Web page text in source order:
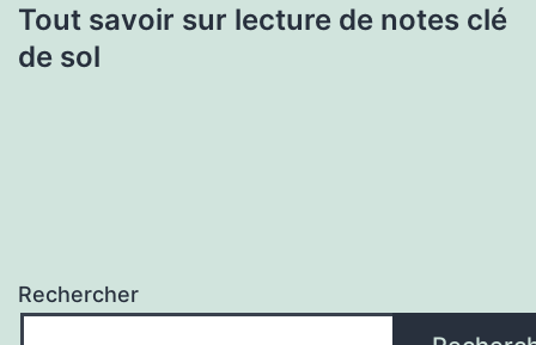
Tout savoir sur lecture de notes clé
de sol
Rechercher